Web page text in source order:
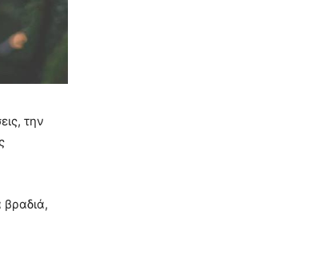
την
βραδιά,